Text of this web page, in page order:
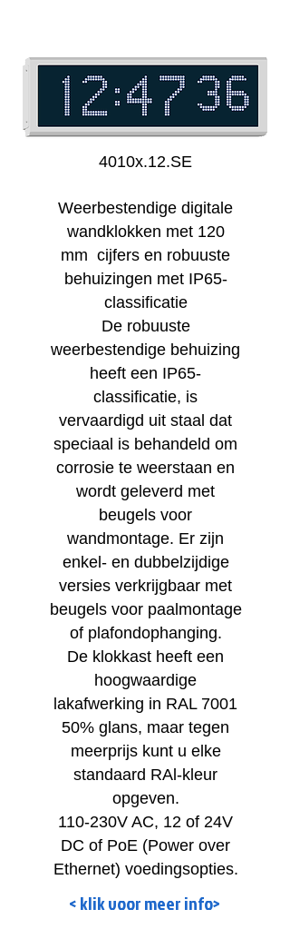
4010x.12.SE
Weerbestendige digitale
wandklokken met 120
mm cijfers en robuuste
behuizingen met IP65-
classificatie
De robuuste
weerbestendige behuizing
heeft een IP65-
classificatie, is
vervaardigd uit staal dat
speciaal is behandeld om
corrosie te weerstaan en
wordt geleverd met
beugels voor
wandmontage. Er zijn
enkel- en dubbelzijdige
versies verkrijgbaar met
beugels voor paalmontage
of plafondophanging.
De klokkast heeft een
hoogwaardige
lakafwerking in RAL 7001
50% glans, maar tegen
meerprijs kunt u elke
standaard RAl-kleur
opgeven.
110-230V AC, 12 of 24V
DC of PoE (Power over
Ethernet) voedingsopties.
< klik voor meer info>